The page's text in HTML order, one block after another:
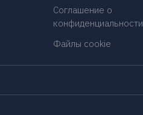
Соглашение о
конфиденциальности
Файлы cookie